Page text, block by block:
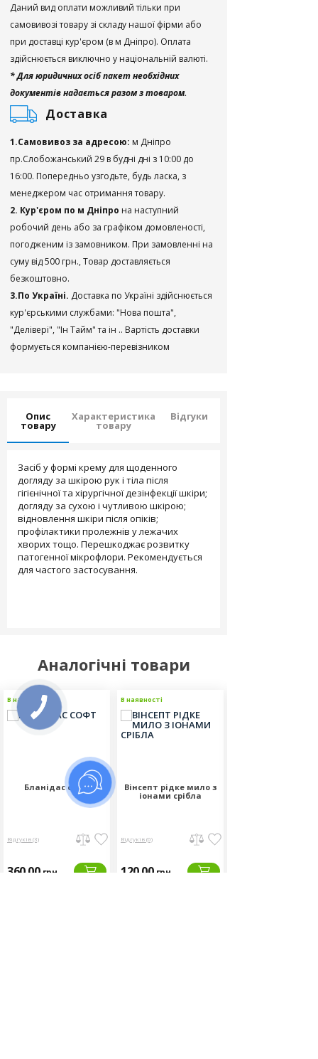
Даний вид оплати можливий тільки при
самовивозі товару зі складу нашої фірми або
при доставці кур'єром (в м Дніпро). Оплата
здійснюється виключно у національній валюті.
* Для юридичних осіб пакет необхідних
документів надається разом з товаром.
Доставка
1.Самовивоз за адресою: м Дніпро
пр.Слобожанський 29 в будні дні з 10:00 до
16:00. Попередньо узгодьте, будь ласка, з
менеджером час отримання товару.
2. Кур'єром по м Дніпро на наступний
робочий день або за графіком домовленості,
погодженим із замовником. При замовленні на
суму від 500 грн., Товар доставляється
безкоштовно.
3.По Україні. Доставка по Україні здійснюється
кур'єрськими службами: "Нова пошта",
"Делівері", "Ін Тайм" та ін .. Вартість доставки
формується компанією-перевізником
Опис
товару
Характеристика
товару
Відгуки
Засіб у формі крему для щоденного
догляду за шкірою рук і тіла після
гігієнічної та хірургічної дезінфекції шкіри;
догляду за сухою і чутливою шкірою;
відновлення шкіри після опіків;
профілактики пролежнів у лежачих
хворих тощо. Перешкоджає розвитку
патогенної мікрофлори. Рекомендується
для частого застосування.
Аналогічні товари
В наявності
Бланідас софт
Відгуків (3)
360.00 грн
В наявності
Вінсепт рідке мило з
іонами срібла
Відгуків (0)
120.00 грн